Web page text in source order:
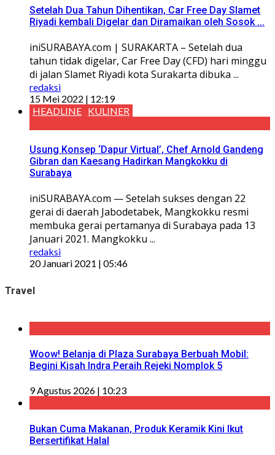
Setelah Dua Tahun Dihentikan, Car Free Day Slamet
Riyadi kembali Digelar dan Diramaikan oleh Sosok ...
iniSURABAYA.com | SURAKARTA – Setelah dua
tahun tidak digelar, Car Free Day (CFD) hari minggu
di jalan Slamet Riyadi kota Surakarta dibuka ...
redaksi
15 Mei 2022 | 12:19
HEADLINE KULINER
Usung Konsep ‘Dapur Virtual’, Chef Arnold Gandeng
Gibran dan Kaesang Hadirkan Mangkokku di
Surabaya
iniSURABAYA.com — Setelah sukses dengan 22
gerai di daerah Jabodetabek, Mangkokku resmi
membuka gerai pertamanya di Surabaya pada 13
Januari 2021. Mangkokku ...
redaksi
20 Januari 2021 | 05:46
Travel
Woow! Belanja di Plaza Surabaya Berbuah Mobil:
Begini Kisah Indra Peraih Rejeki Nomplok 5
9 Agustus 2026 | 10:23
Bukan Cuma Makanan, Produk Keramik Kini Ikut
Bersertifikat Halal